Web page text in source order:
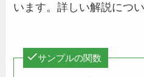
います。詳しい解説につ
サンプルの関数